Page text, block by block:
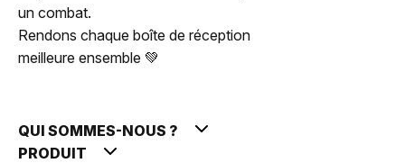
un combat.
Rendons chaque boîte de réception
meilleure ensemble 💚
QUI SOMMES-NOUS ?
PRODUIT